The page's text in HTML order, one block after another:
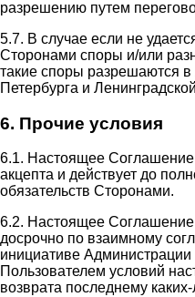
разрешению путем
5.7. В случае если не
Сторонами споры и/или
такие споры разрешаются
Петербурга и
6. Прочие условия
6.1. Настоящее Соглашение
акцепта и действует до
обязательств Сторонами.
6.2. Настоящее Соглашение
досрочно по взаимному
инициативе
Пользователем условий
возврата последнему